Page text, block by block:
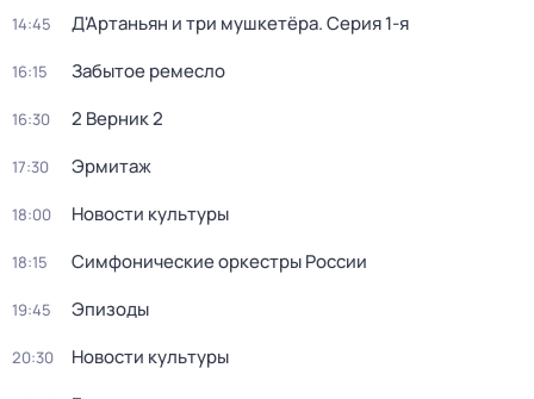
14:45 Д'Артаньян и три мушкетёра. Серия 1-я
16:15 Забытое ремесло
16:30 2 Верник 2
17:30 Эрмитаж
18:00 Новости культуры
18:15 Симфонические оркестры России
19:45 Эпизоды
20:30 Новости культуры